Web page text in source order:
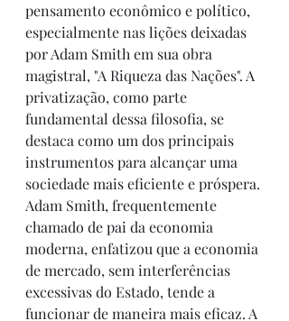
pensamento econômico e político,
especialmente nas lições deixadas
por Adam Smith em sua obra
magistral, "A Riqueza das Nações". A
privatização, como parte
fundamental dessa filosofia, se
destaca como um dos principais
instrumentos para alcançar uma
sociedade mais eficiente e próspera.
Adam Smith, frequentemente
chamado de pai da economia
moderna, enfatizou que a economia
de mercado, sem interferências
excessivas do Estado, tende a
funcionar de maneira mais eficaz. A